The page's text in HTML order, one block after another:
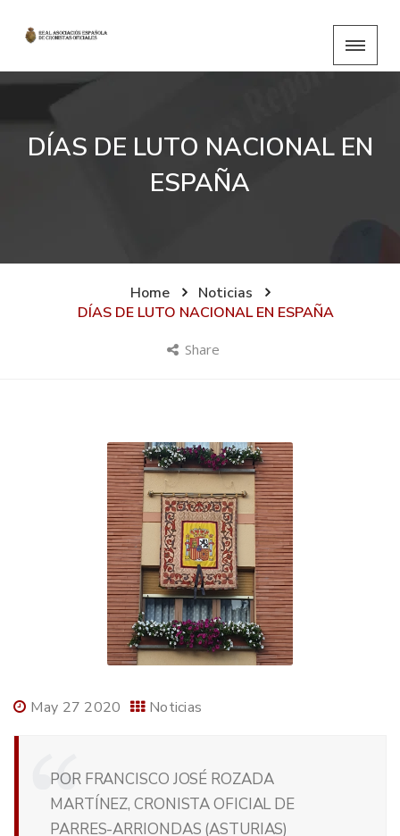
DÍAS DE LUTO NACIONAL EN
ESPAÑA
Home
Noticias
DÍAS DE LUTO NACIONAL EN ESPAÑA
Share
May 27 2020 Noticias
POR FRANCISCO JOSÉ ROZADA
MARTÍNEZ, CRONISTA OFICIAL DE
PARRES-ARRIONDAS (ASTURIAS)